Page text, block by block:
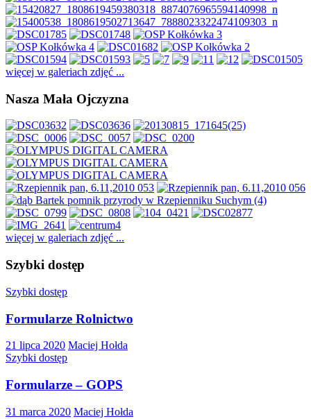
więcej w galeriach zdjęć ...
Nasza Mała Ojczyzna
więcej w galeriach zdjęć ...
Szybki dostęp
Szybki dostęp
Formularze Rolnictwo
21 lipca 2020 Maciej Hołda
Szybki dostęp
Formularze – GOPS
31 marca 2020 Maciej Hołda